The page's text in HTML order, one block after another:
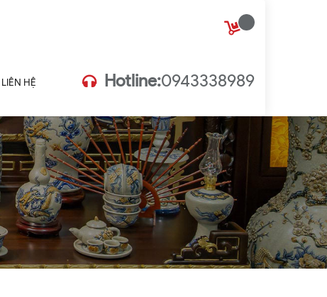
LIÊN HỆ Hotline:0943338989